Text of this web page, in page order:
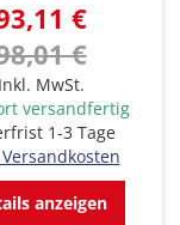
€
€
Inkl. MwSt.
versandfertig
1-3 Tage
anzeigen